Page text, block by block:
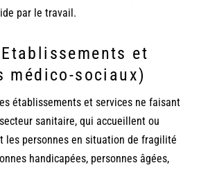
par le travail.
et
médico-sociaux)
établissements et services ne faisant
sanitaire, qui accueillent ou
les personnes en situation de fragilité
handicapées, personnes âgées,